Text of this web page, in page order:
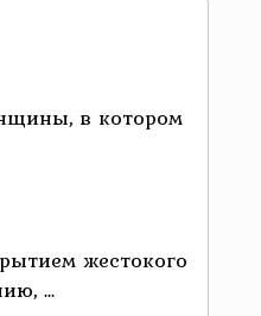
в котором
жестокого
...